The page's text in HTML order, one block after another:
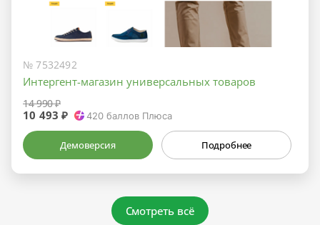
№ 7532492
Интергент-магазин универсальных товаров
14 990 ₽
10 493 ₽ 420баллов Плюса
Демоверсия Подробнее
Смотреть всё